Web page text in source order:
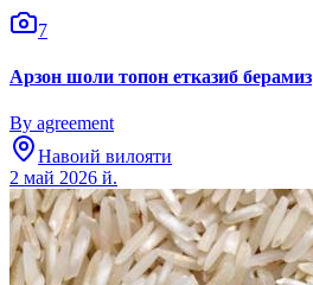
7
Арзон шоли топон етказиб берамиз
By agreement
Навоий вилояти
2 май 2026 й.